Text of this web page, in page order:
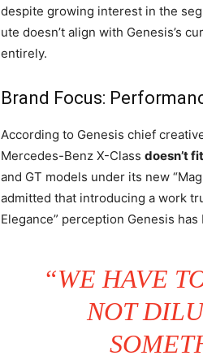
despite growing interest in the
ute doesn’t align with Genesis’s
entirely.
Brand Focus:
According to Genesis chief
Mercedes-Benz X-Class doesn’t
and GT models under its new
admitted that introducing a work
Elegance” perception Genesis
“WE HAVE
NOT